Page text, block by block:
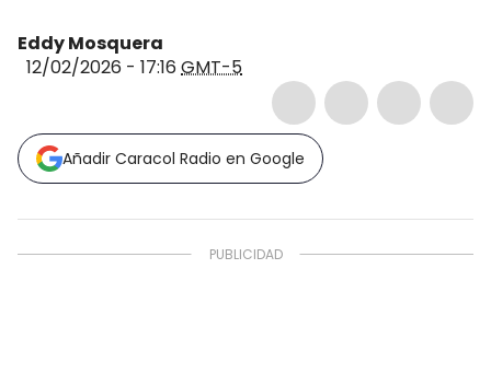
Eddy Mosquera
12/02/2026 - 17:16 GMT-5
Añadir Caracol Radio en Google